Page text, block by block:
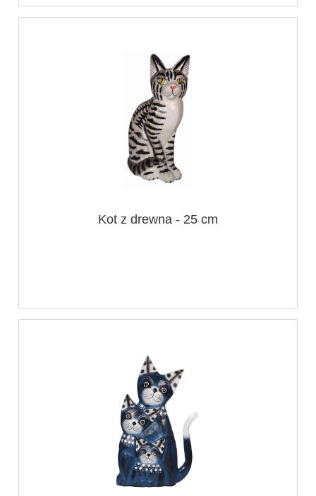
Kot z drewna - 25 cm